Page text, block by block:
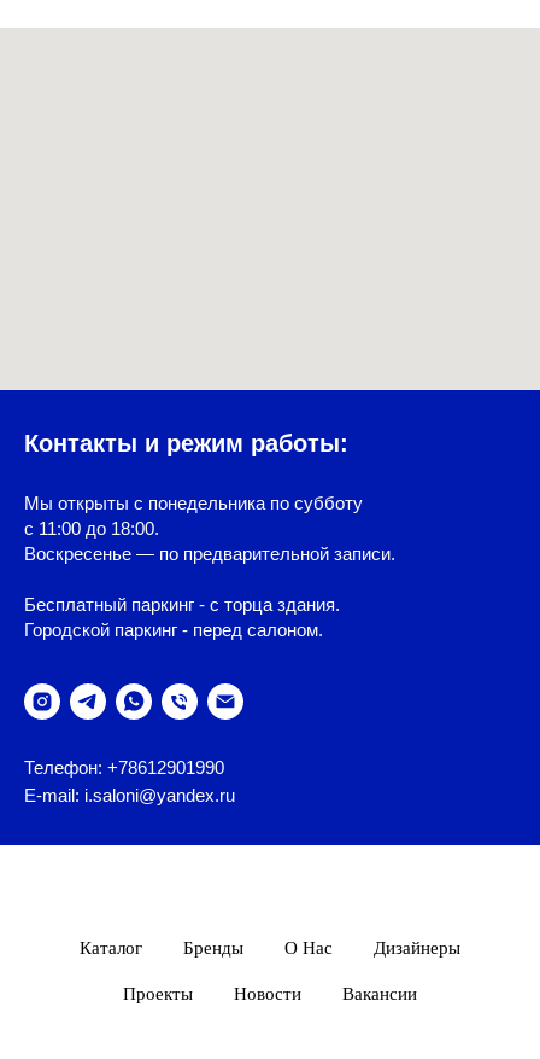
Контакты и режим работы:
Мы открыты с понедельника по субботу
с 11:00 до 18:00.
Воскресенье — по предварительной записи.
Бесплатный паркинг - с торца здания.
Городской паркинг - перед салоном.
Телефон: +78612901990
E-mail: i.saloni@yandex.ru
Каталог Бренды О Нас Дизайнеры
Проекты Новости Вакансии